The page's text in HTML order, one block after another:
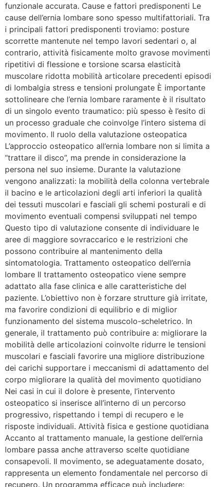
funzionale accurata. Cause e fattori predisponenti Le
cause dell’ernia lombare sono spesso multifattoriali. Tra
i principali fattori predisponenti troviamo: posture
scorrette mantenute nel tempo lavori sedentari o, al
contrario, attività fisicamente molto gravose movimenti
ripetitivi di flessione e torsione scarsa elasticità
muscolare ridotta mobilità articolare precedenti episodi
di lombalgia stress e tensioni prolungate È importante
sottolineare che l’ernia lombare raramente è il risultato
di un singolo evento traumatico: più spesso è l’esito di
un processo graduale che coinvolge l’intero sistema di
movimento. Il ruolo della valutazione osteopatica
L’approccio osteopatico all’ernia lombare non si limita a
“trattare il disco”, ma prende in considerazione la
persona nel suo insieme. Durante la valutazione
vengono analizzati: la mobilità della colonna vertebrale
il bacino e le articolazioni degli arti inferiori la qualità
dei tessuti muscolari e fasciali gli schemi posturali e di
movimento eventuali compensi sviluppati nel tempo
Questo tipo di valutazione consente di individuare le
aree di maggiore sovraccarico e le restrizioni che
possono contribuire al mantenimento della
sintomatologia. Trattamento osteopatico dell’ernia
lombare Il trattamento osteopatico viene sempre
adattato alla fase clinica e alle caratteristiche del
paziente. L’obiettivo non è forzare strutture già irritate,
ma favorire condizioni di equilibrio e di miglior
funzionamento del sistema muscolo-scheletrico. In
generale, il trattamento può contribuire a: migliorare la
mobilità delle articolazioni coinvolte ridurre le tensioni
muscolari e fasciali favorire una migliore distribuzione
dei carichi supportare i meccanismi di adattamento del
corpo migliorare la qualità del movimento quotidiano
Nei casi in cui il dolore è presente, l’intervento
osteopatico si inserisce all’interno di un percorso
progressivo, rispettando i tempi di recupero e le
risposte individuali. Attività fisica e gestione quotidiana
Accanto al trattamento manuale, la gestione dell’ernia
lombare passa anche attraverso scelte quotidiane
consapevoli. Il movimento, se adeguatamente dosato,
rappresenta un elemento fondamentale nel percorso di
recupero. Un programma efficace può includere: